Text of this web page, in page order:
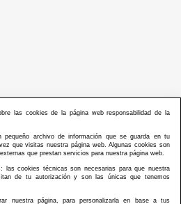
de La Generalitat Valenciana, la cantidad de
3933/46 del PLAN EMPRESARIAL “PLAN RESISITIR
de La Generalitat Valenciana, la cantidad de 7.000
las cookies de la página web responsabilidad de la
archivo de información que se guarda en tu
que visitas nuestra página web. Algunas cookies son
que prestan servicios para nuestra página web.
las cookies técnicas son necesarias para que nuestra
de tu autorización y son las únicas que tenemos
nuestra página, para personalizarla en base a tus